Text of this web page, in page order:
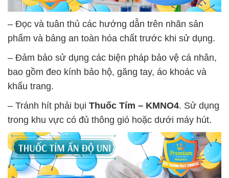
– Đọc và tuân thủ các hướng dẫn trên nhãn sản
phẩm và bảng an toàn hóa chất trước khi sử dụng.
– Đảm bảo sử dụng các biện pháp bảo vệ cá nhân,
bao gồm đeo kính bảo hộ, găng tay, áo khoác và
khẩu trang.
– Tránh hít phải bụi Thuốc Tím – KMNO4. Sử dụng
trong khu vực có đủ thông gió hoặc dưới máy hút.